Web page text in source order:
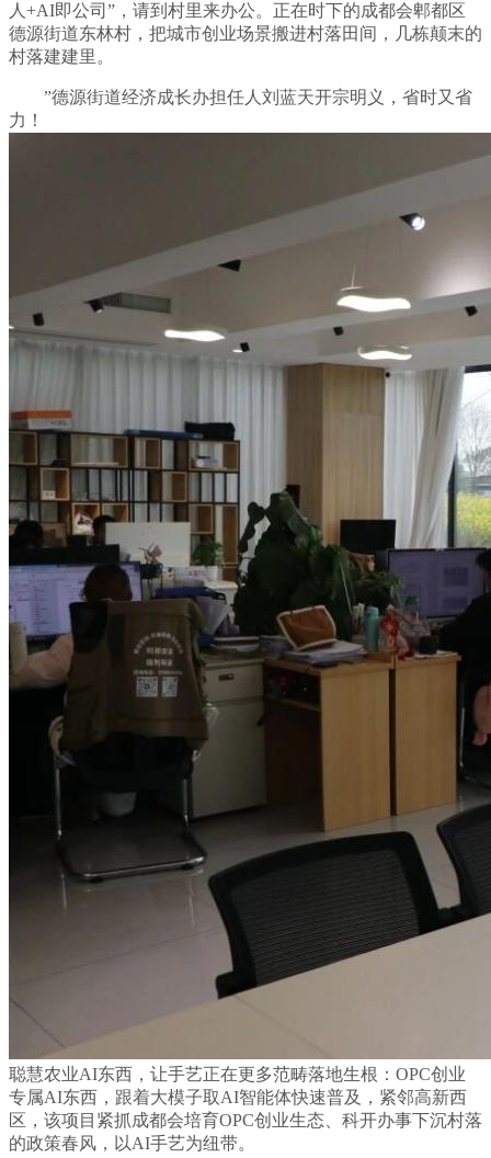
人+AI即公司”，请到村里来办公。正在时下的成都会郫都区
德源街道东林村，把城市创业场景搬进村落田间，几栋颠末的
村落建建里。
”德源街道经济成长办担任人刘蓝天开宗明义，省时又省
力！
聪慧农业AI东西，让手艺正在更多范畴落地生根：OPC创业
专属AI东西，跟着大模子取AI智能体快速普及，紧邻高新西
区，该项目紧抓成都会培育OPC创业生态、科开办事下沉村落
的政策春风，以AI手艺为纽带。